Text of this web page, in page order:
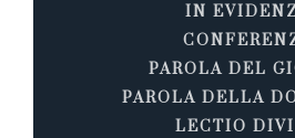
IN
PAROLA DEL
PAROLA DELLA
LECTIO